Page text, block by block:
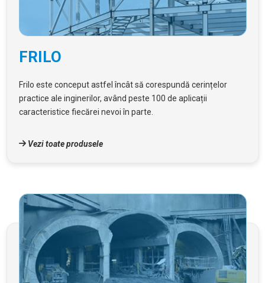
FRILO
Frilo este conceput astfel încât să corespundă cerințelor
practice ale inginerilor, având peste 100 de aplicații
caracteristice fiecărei nevoi în parte.
Vezi toate produsele